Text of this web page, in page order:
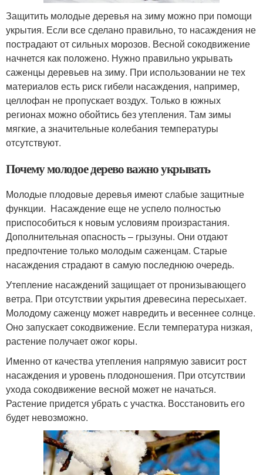
Защитить молодые деревья на зиму можно при помощи
укрытия. Если все сделано правильно, то насаждения не
пострадают от сильных морозов. Весной сокодвижение
начнется как положено. Нужно правильно укрывать
саженцы деревьев на зиму. При использовании не тех
материалов есть риск гибели насаждения, например,
целлофан не пропускает воздух. Только в южных
регионах можно обойтись без утепления. Там зимы
мягкие, а значительные колебания температуры
отсутствуют.
Почему молодое дерево важно укрывать
Молодые плодовые деревья имеют слабые защитные
функции. Насаждение еще не успело полностью
приспособиться к новым условиям произрастания.
Дополнительная опасность – грызуны. Они отдают
предпочтение только молодым саженцам. Старые
насаждения страдают в самую последнюю очередь.
Утепление насаждений защищает от пронизывающего
ветра. При отсутствии укрытия древесина пересыхает.
Молодому саженцу может навредить и весеннее солнце.
Оно запускает сокодвижение. Если температура низкая,
растение получает ожог коры.
Именно от качества утепления напрямую зависит рост
насаждения и уровень плодоношения. При отсутствии
ухода сокодвижение весной может не начаться.
Растение придется убрать с участка. Восстановить его
будет невозможно.